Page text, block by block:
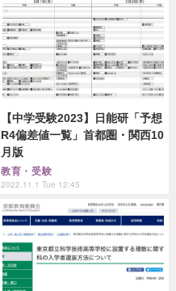
【中学受験2023】日能研「予想
R4偏差値一覧」首都圏・関西10
月版
教育・受験
2022.11.1 Tue 12:45